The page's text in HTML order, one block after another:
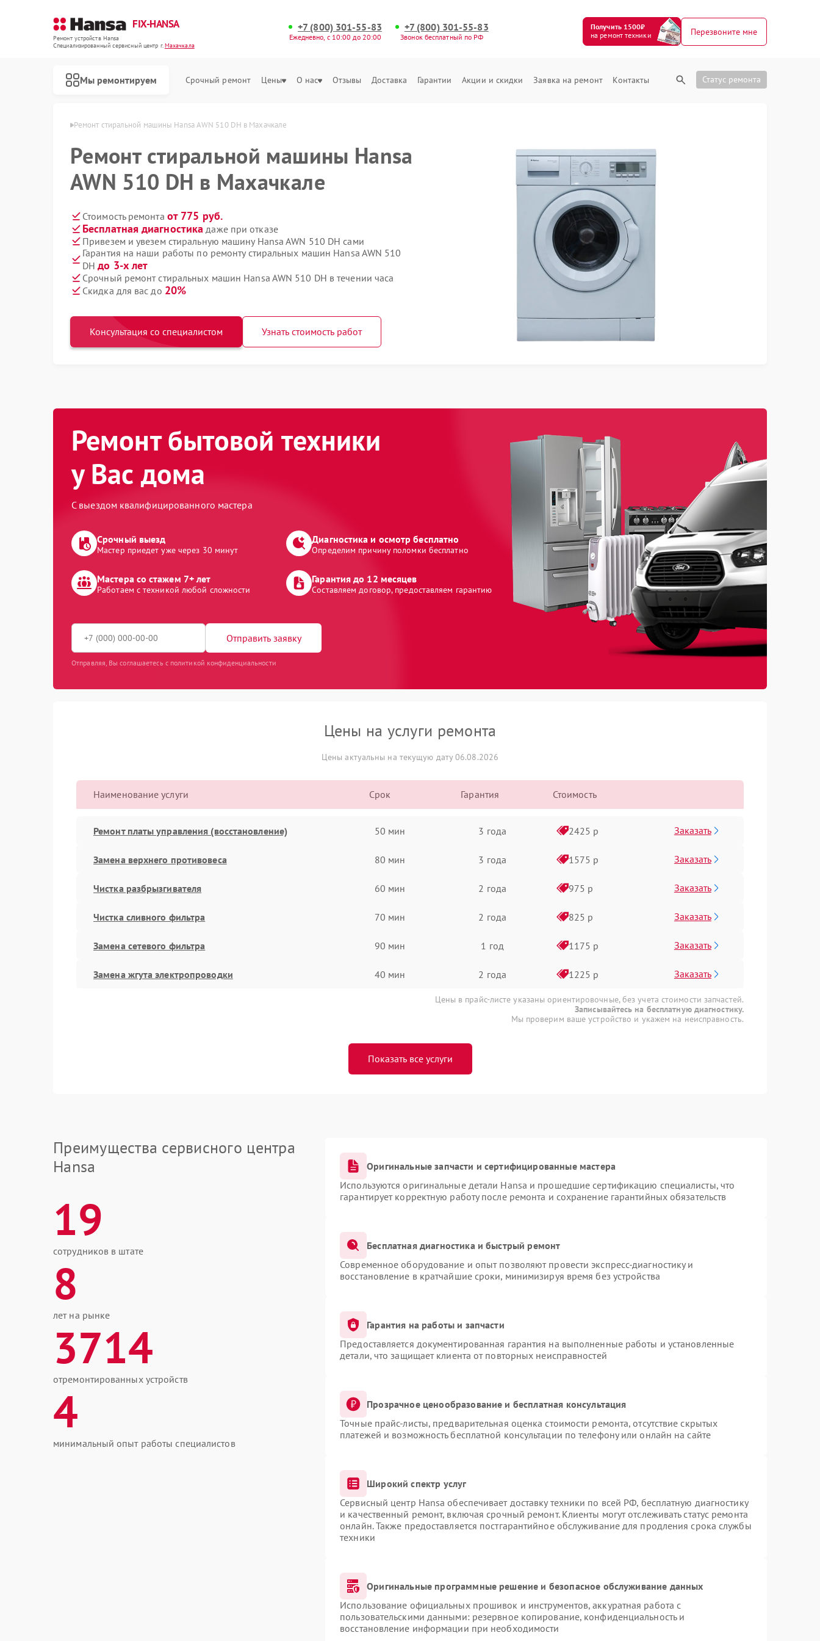
FIX-HANSA
Ремонт устройств Hansa
Специализированный cервисный центр г.Махачкала
+7 (800) 301-55-83
Ежедневно, с 10:00 до 20:00
+7 (800) 301-55-83
Звонок бесплатный по РФ
Получить 1500₽
на ремонт техники
Перезвоните мне
Мы ремонтируем Срочный ремонт Цены О нас Отзывы Доставка Гарантии Акции и скидки Заявка на ремонт Контакты Статус ремонта
Ремонт стиральной машины Hansa AWN 510 DH в Махачкале
Ремонт стиральной машины Hansa
AWN 510 DH в Махачкале
Стоимость ремонта от 775 руб.
Бесплатная диагностика даже при отказе
Привезем и увезем стиральную машину Hansa AWN 510 DH сами
Гарантия на наши работы по ремонту стиральных машин Hansa AWN 510
DHдо 3-х лет
Срочный ремонт стиральных машин Hansa AWN 510 DH в течении часа
Скидка для вас до 20%
Консультация со специалистом Узнать стоимость работ
Ремонт бытовой техники
у Вас дома
С выездом квалифицированного мастера
Срочный выезд
Мастер приедет уже через 30 минут
Диагностика и осмотр бесплатно
Определим причину поломки бесплатно
Мастера со стажем 7+ лет
Работаем с техникой любой сложности
Гарантия до 12 месяцев
Составляем договор, предоставляем гарантию
Отправить заявку
Отправляя, Вы соглашаетесь с политикой конфиденциальности
Цены на услуги ремонта
Цены актуальны на текущую дату 06.08.2026
Наименование услуги Срок Гарантия Стоимость
Ремонт платы управления (восстановление) 50 мин 3 года 2425 р Заказать
Замена верхнего противовеса 80 мин 3 года 1575 р Заказать
Чистка разбрызгивателя 60 мин 2 года 975 р Заказать
Чистка сливного фильтра 70 мин 2 года 825 р Заказать
Замена сетевого фильтра 90 мин 1 год 1175 р Заказать
Замена жгута электропроводки 40 мин 2 года 1225 р Заказать
Цены в прайс-листе указаны ориентировочные, без учета стоимости запчастей.
Записывайтесь на бесплатную диагностику.
Мы проверим ваше устройство и укажем на неисправность.
Показать все услуги
Преимущества сервисного центра
Hansa
19
сотрудников в штате
8
лет на рынке
3714
отремонтированных устройств
4
минимальный опыт работы специалистов
Оригинальные запчасти и сертифицированные мастера
Используются оригинальные детали Hansa и прошедшие сертификацию специалисты, что
гарантирует корректную работу после ремонта и сохранение гарантийных обязательств
Бесплатная диагностика и быстрый ремонт
Современное оборудование и опыт позволяют провести экспресс-диагностику и
восстановление в кратчайшие сроки, минимизируя время без устройства
Гарантия на работы и запчасти
Предоставляется документированная гарантия на выполненные работы и установленные
детали, что защищает клиента от повторных неисправностей
Прозрачное ценообразование и бесплатная консультация
Точные прайс-листы, предварительная оценка стоимости ремонта, отсутствие скрытых
платежей и возможность бесплатной консультации по телефону или онлайн на сайте
Широкий спектр услуг
Сервисный центр Hansa обеспечивает доставку техники по всей РФ, бесплатную диагностику
и качественный ремонт, включая срочный ремонт. Клиенты могут отслеживать статус ремонта
онлайн. Также предоставляется постгарантийное обслуживание для продления срока службы
техники
Оригинальные программные решение и безопасное обслуживание данных
Использование официальных прошивок и инструментов, аккуратная работа с
пользовательскими данными: резервное копирование, конфиденциальность и
восстановление информации при необходимости